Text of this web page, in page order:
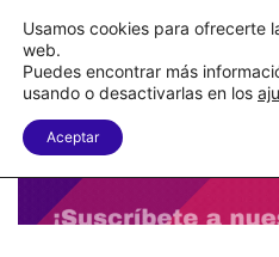
Menu
Usamos cookies para ofrecerte
web.
Puedes encontrar más
usando o desactivarlas en los
Aceptar